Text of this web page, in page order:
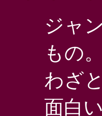
ジャ
もの。
わざ
面白